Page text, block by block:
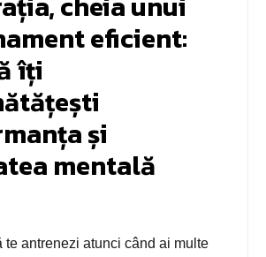
eficient:
îți
și
mentală
te antrenezi atunci când ai multe